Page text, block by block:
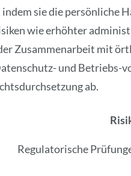
indem sie die
wie erhöhter
Zusammenarbeit mit
und Betriebs-
ab.
Regulatorische